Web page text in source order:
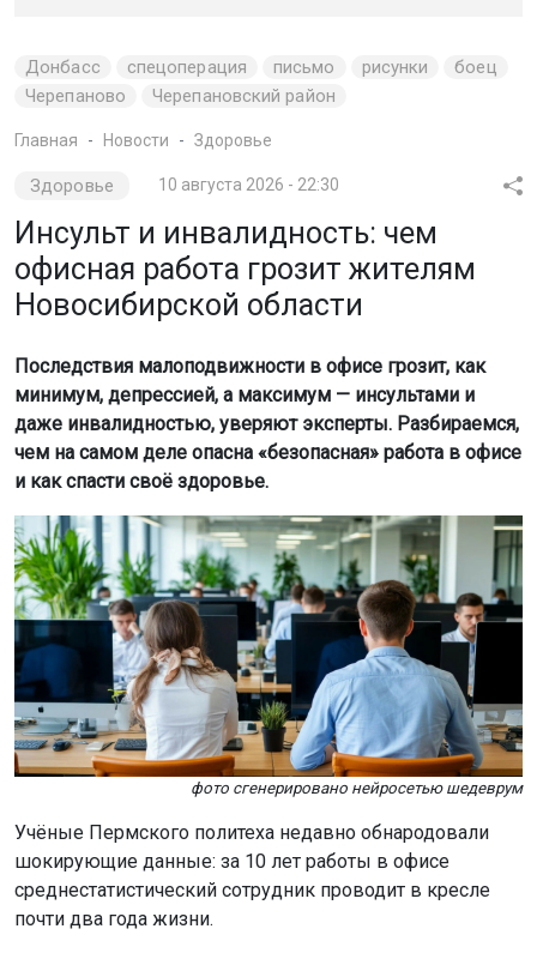
Донбасс спецоперация письмо рисунки
боец
Черепаново
Черепановский район
Главная Новости Здоровье
Здоровье 10 августа 2026 - 22:30
Инсульт и инвалидность: чем
офисная работа грозит жителям
Новосибирской области
Последствия малоподвижности в офисе грозит, как
минимум, депрессией, а максимум — инсультами и
даже инвалидностью, уверяют эксперты. Разбираемся,
чем на самом деле опасна «безопасная» работа в офисе
и как спасти своё здоровье.
фото сгенерировано нейросетью шедеврум
Учёные Пермского политеха недавно обнародовали
шокирующие данные: за 10 лет работы в офисе
среднестатистический сотрудник проводит в кресле
почти два года жизни.